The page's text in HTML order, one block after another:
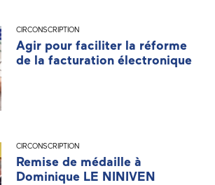
CIRCONSCRIPTION
Agir pour faciliter la réforme
de la facturation électronique
CIRCONSCRIPTION
Remise de médaille à
Dominique LE NINIVEN